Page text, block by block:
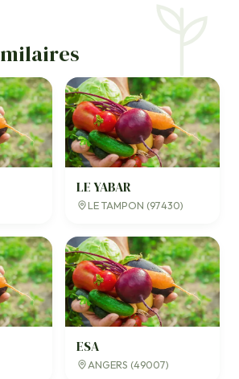
LE YABAR
LE TAMPON (97430)
ESA
ANGERS (49007)